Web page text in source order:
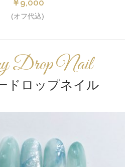
￥9,000
(オフ代込)
Drop Nail
ドロップネイル